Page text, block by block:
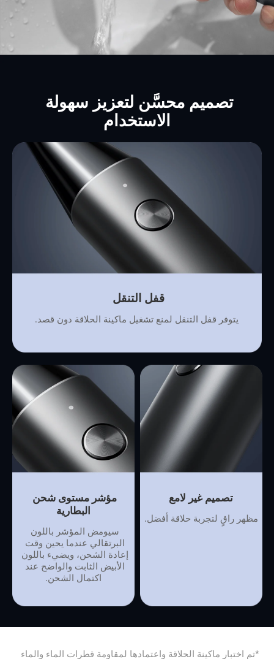
تصميم محسَّن لتعزيز سهولة
الاستخدام
قفل التنقل
يتوفر قفل التنقل لمنع تشغيل ماكينة الحلاقة دون قصد.
مؤشر مستوى شحن
البطارية
سيومض المؤشر باللون
البرتقالي عندما يحين وقت
إعادة الشحن، ويضيء باللون
الأبيض الثابت والواضح عند
اكتمال الشحن.
تصميم غير لامع
مظهر راقٍ لتجربة حلاقة أفضل.
*تم اختبار ماكينة الحلاقة واعتمادها لمقاومة قطرات الماء والماء